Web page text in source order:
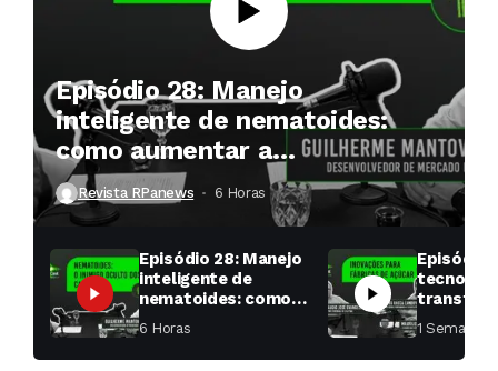
Episódio 28: Manejo
inteligente de nematoides:
como aumentar a
produtividade das soqueiras?
Revista RPanews 6 Horas ⁮
Episódio 28: Manejo
inteligente de
nematoides: como
aumentar a
produtividade das
soqueiras?
6 Horas ⁮
Episódio
fábricas
1 Semana ⁮